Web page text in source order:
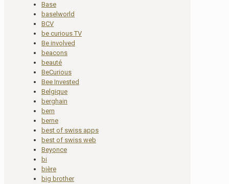
Base
baselworld
BCV
be curious TV
Be involved
beacons
beauté
BeCurious
Bee Invested
Belgique
berghain
bern
berne
best of swiss apps
best of swiss web
Beyonce
bi
bière
big brother